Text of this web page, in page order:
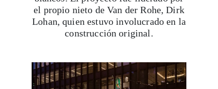
el propio nieto de Van der Rohe, Dirk
Lohan, quien estuvo involucrado en la
construcción original.